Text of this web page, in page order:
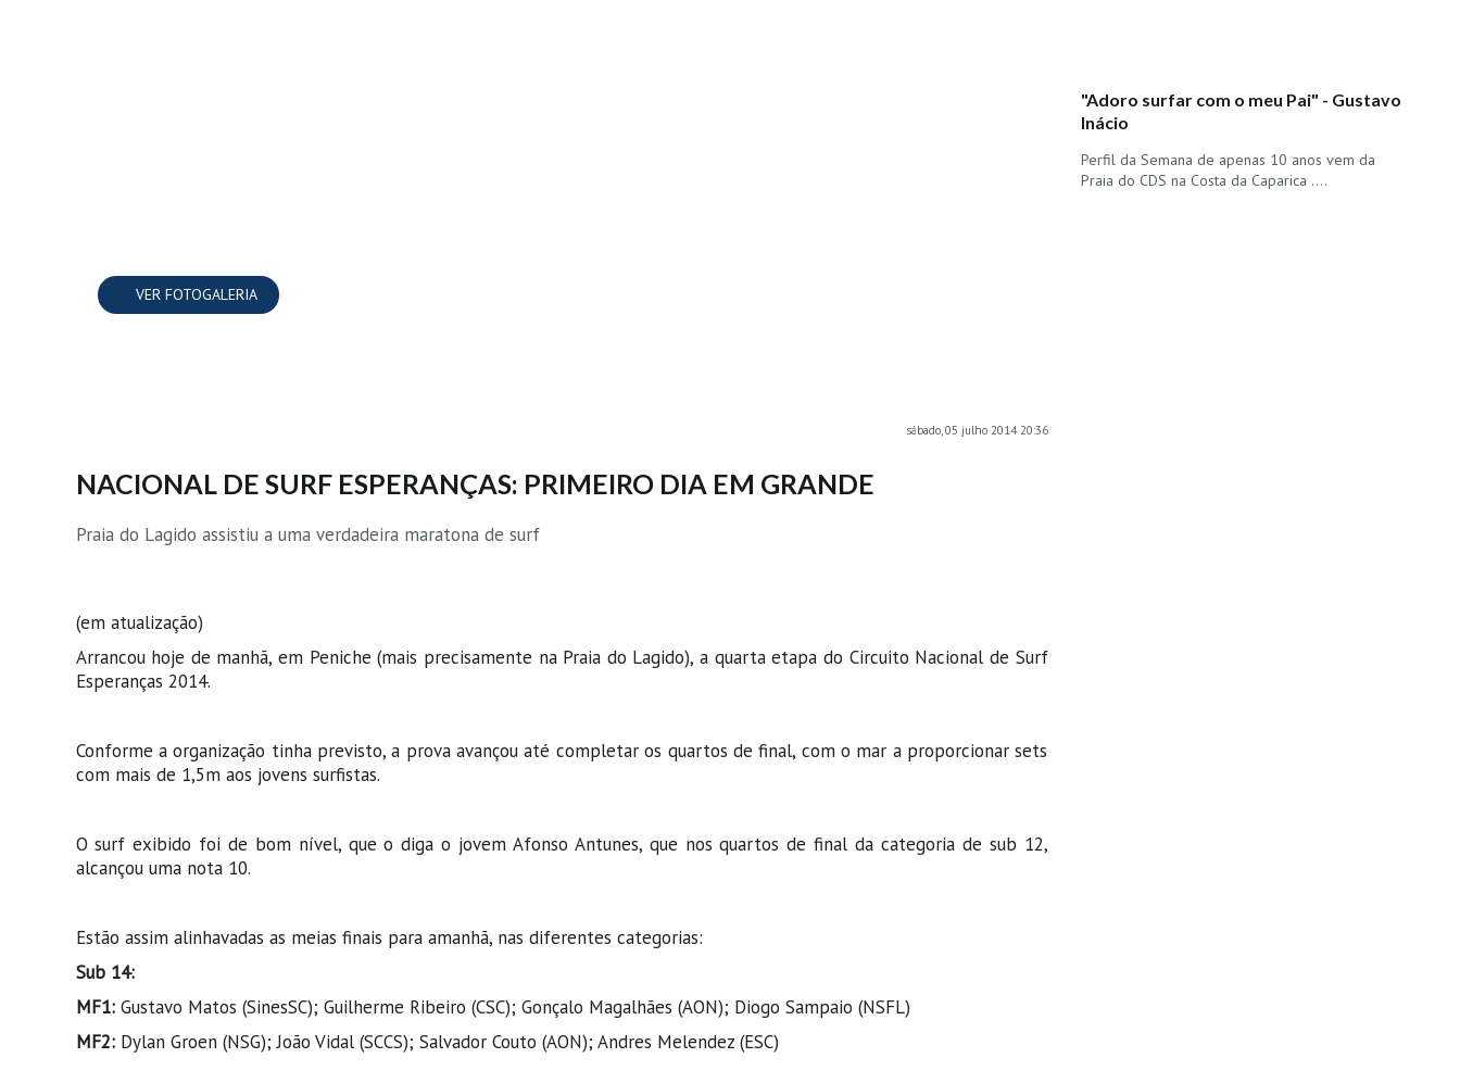
VER FOTOGALERIA
sábado, 05 julho 2014 20:36
NACIONAL DE SURF ESPERANÇAS: PRIMEIRO DIA EM GRANDE
Praia do Lagido assistiu a uma verdadeira maratona de surf
(em atualização)
Arrancou hoje de manhã, em Peniche (mais precisamente na Praia do Lagido), a quarta etapa do Circuito Nacional de Surf
Esperanças 2014.
Conforme a organização tinha previsto, a prova avançou até completar os quartos de final, com o mar a proporcionar sets
com mais de 1,5m aos jovens surfistas.
O surf exibido foi de bom nível, que o diga o jovem Afonso Antunes, que nos quartos de final da categoria de sub 12,
alcançou uma nota 10.
Estão assim alinhavadas as meias finais para amanhã, nas diferentes categorias:
Sub 14:
MF1:Gustavo Matos (SinesSC); Guilherme Ribeiro (CSC); Gonçalo Magalhães (AON); Diogo Sampaio (NSFL)
MF2:Dylan Groen (NSG); João Vidal (SCCS); Salvador Couto (AON); Andres Melendez (ESC)
"Adoro surfar com o meu Pai" - Gustavo
Inácio
Perfil da Semana de apenas 10 anos vem da
Praia do CDS na Costa da Caparica ....